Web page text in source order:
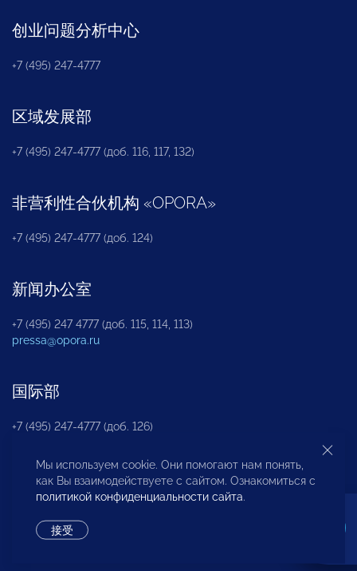
创业问题分析中心
+7 (495) 247-4777
区域发展部
+7 (495) 247-4777 (доб. 116, 117, 132)
非营利性合伙机构 «OPORA»
+7 (495) 247-4777 (доб. 124)
新闻办公室
+7 (495) 247 4777 (доб. 115, 114, 113)
pressa@opora.ru
国际部
+7 (495) 247-4777 (доб. 126)
商投权益保护部
Мы используем cookie. Они помогают нам понять,
как Вы взаимодействуете с сайтом. Ознакомиться с
политикой конфиденциальности сайта.
接受